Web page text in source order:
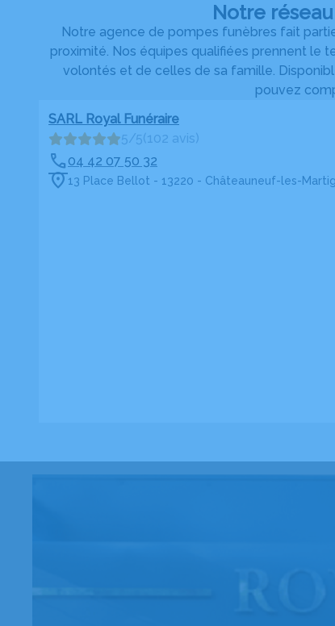
Notre
Notre agence de pompes funèbres fait
proximité. Nos équipes qualifiées prennent le
volontés et de celles de sa famille.
pouvez
SARL Royal Funéraire
5/5(102 avis)
04 42 07 50 32
13 Place Bellot - 13220 - Châteauneuf-les-